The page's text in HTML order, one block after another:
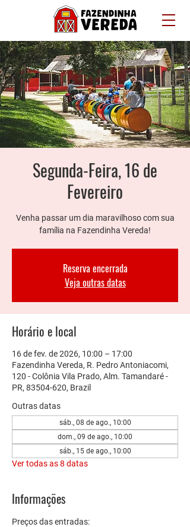
Segunda-Feira, 16 de
Fevereiro
Venha passar um dia maravilhoso com sua
família na Fazendinha Vereda!
Reserva encerrada
Veja outras datas
Horário e local
16 de fev. de 2026, 10:00 – 17:00
Fazendinha Vereda, R. Pedro Antoniacomi,
120 - Colônia Vila Prado, Alm. Tamandaré -
PR, 83504-620, Brazil
Outras datas
sáb., 08 de ago., 10:00
dom., 09 de ago., 10:00
sáb., 15 de ago., 10:00
Ver todas as 8 datas
Informações
Preços das entradas: